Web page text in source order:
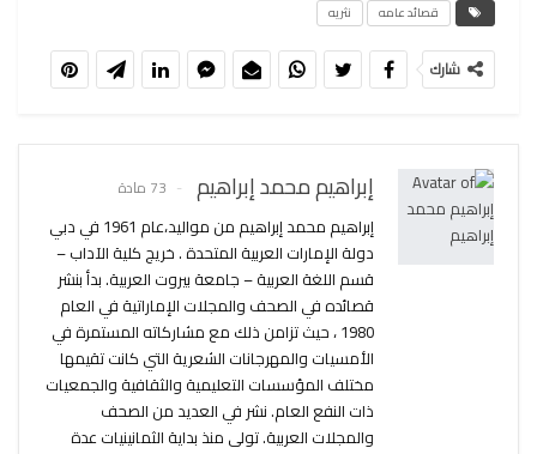
قصائد عامه نثريه
شارك
إبراهيم محمد إبراهيم 73 مادة
إبراهيم محمد إبراهيم من مواليد،عام 1961 في دبي
دولة الإمارات العربية المتحدة . خريج كلية الآداب –
قسم اللغة العربية – جامعة بيروت العربية. بدأ بنشر
قصائده في الصحف والمجلات الإماراتية في العام
1980 ، حيث تزامن ذلك مع مشاركاته المستمرة في
الأمسيات والمهرجانات الشعرية التي كانت تقيمها
مختلف المؤسسات التعليمية والثقافية والجمعيات
ذات النفع العام. نشر في العديد من الصحف
والمجلات العربية. تولى منذ بداية الثمانينيات عدة